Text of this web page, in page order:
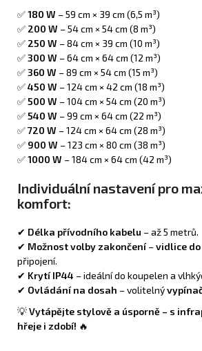
✅180 W – 59 cm × 39 cm (6,5 m³)
✅ 200 W – 54 cm × 54 cm (8 m³)
✅ 250 W – 84 cm × 39 cm (10 m³)
✅300 W – 64 cm × 64 cm (12 m³)
✅360 W – 89 cm × 54 cm (15 m³)
✅450 W – 124 cm × 42 cm (18 m³)
✅500 W – 104 cm × 54 cm (20 m³)
✅540 W – 99 cm × 64 cm (22 m³)
✅720 W – 124 cm × 64 cm (28 m³)
✅ 900 W – 123 cm × 80 cm (38 m³)
✅1000 W – 184 cm × 64 cm (42 m³)
Individuální nastavení pro
komfort:
✔ Délka přívodního kabelu – až 5 metrů.
✔ Možnost volby zakončení –vidlice
připojení.
✔ Krytí IP44 – ideální do koupelen a
✔ Ovládání na dosah – volitelný
💡Vytápějte stylově a úsporně – s
hřeje i zdobí! 🔥